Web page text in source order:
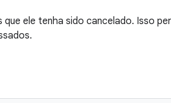
ele tenha sido cancelado. Isso